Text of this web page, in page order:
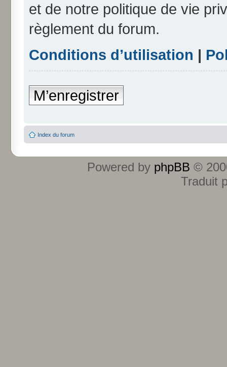
et de notre politique de vie
règlement du forum.
Conditions d’utilisation |
M’enregistrer
Index du forum
Powered by phpBB ©
Traduit